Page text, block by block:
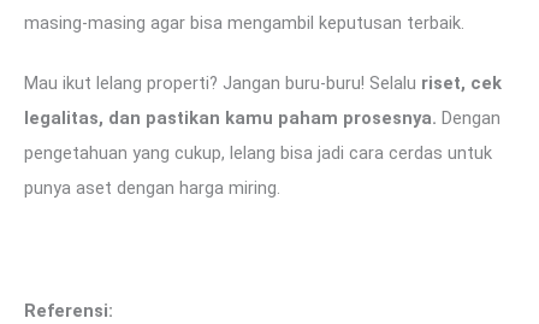
masing-masing agar bisa mengambil keputusan terbaik.
Mau ikut lelang properti? Jangan buru-buru! Selalu riset, cek
legalitas, dan pastikan kamu paham prosesnya. Dengan
pengetahuan yang cukup, lelang bisa jadi cara cerdas untuk
punya aset dengan harga miring.
Referensi: